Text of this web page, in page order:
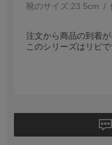
靴のサイズ:23.5cm
注文から商品の到着
このシリーズはリピ